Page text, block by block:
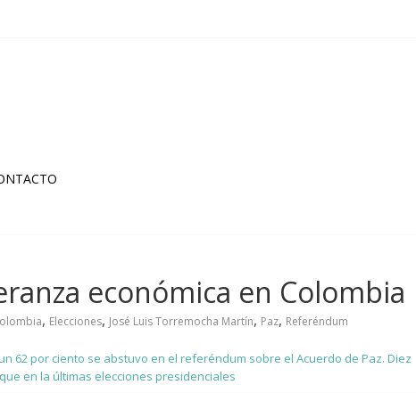
económica en Colombia
, Elecciones, José Luis Torremocha Martín, Paz, Referéndum
62 por ciento se abstuvo en el referéndum sobre el Acuerdo de Paz. Diez
en la últimas elecciones presidenciales